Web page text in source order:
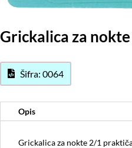
Grickalica za
Šifra: 0064
Opis
Grickalica za nokte 2/1